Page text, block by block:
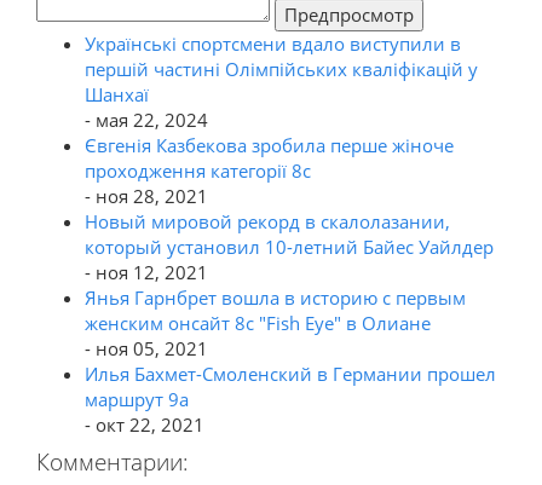
Предпросмотр
Українські спортсмени вдало виступили в
першій частині Олімпійських кваліфікацій у
Шанхаї
- мая 22, 2024
Євгенія Казбекова зробила перше жіноче
проходження категорії 8с
- ноя 28, 2021
Новый мировой рекорд в скалолазании,
который установил 10-летний Байес Уайлдер
- ноя 12, 2021
Янья Гарнбрет вошла в историю с первым
женским онсайт 8c "Fish Eye" в Олиане
- ноя 05, 2021
Илья Бахмет-Смоленский в Германии прошел
маршрут 9а
- окт 22, 2021
Комментарии: